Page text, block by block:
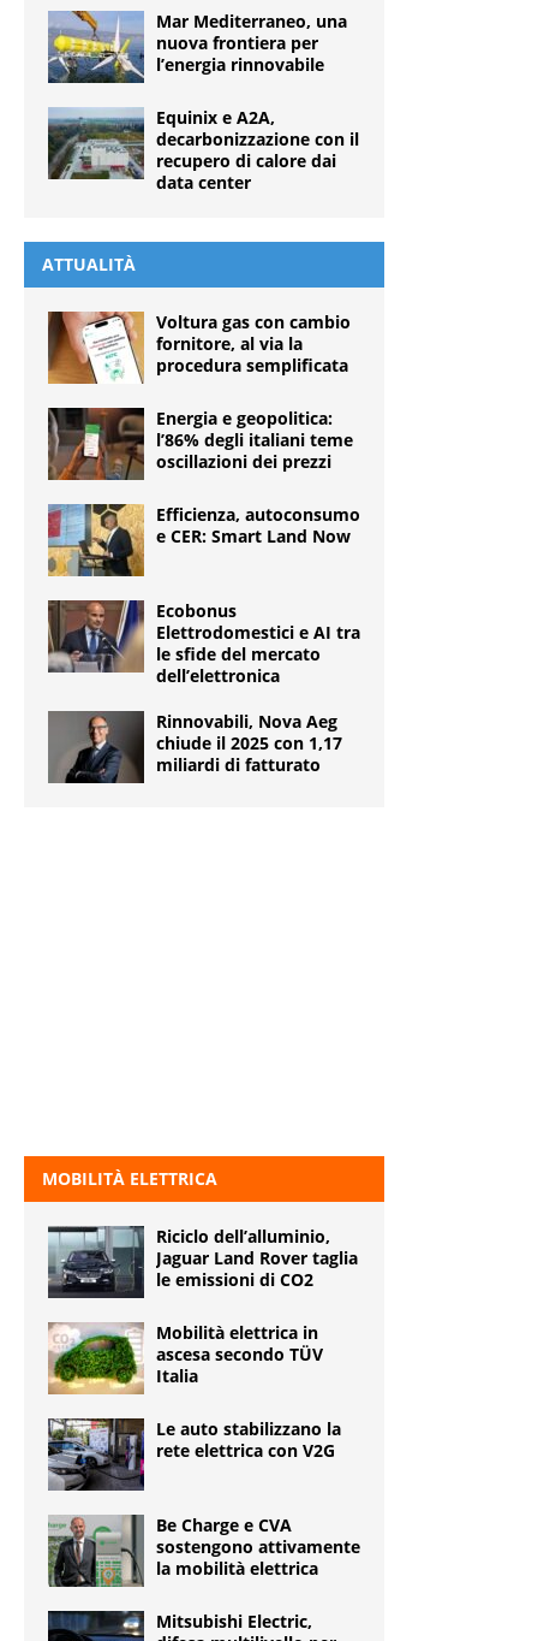
Mar Mediterraneo, una
nuova frontiera per
l’energia rinnovabile
Equinix e A2A,
decarbonizzazione con il
recupero di calore dai
data center
ATTUALITÀ
Voltura gas con cambio
fornitore, al via la
procedura semplificata
Energia e geopolitica:
l’86% degli italiani teme
oscillazioni dei prezzi
Efficienza, autoconsumo
e CER: Smart Land Now
Ecobonus
Elettrodomestici e AI tra
le sfide del mercato
dell’elettronica
Rinnovabili, Nova Aeg
chiude il 2025 con 1,17
miliardi di fatturato
MOBILITÀ ELETTRICA
Riciclo dell’alluminio,
Jaguar Land Rover taglia
le emissioni di CO2
Mobilità elettrica in
ascesa secondo TÜV
Italia
Le auto stabilizzano la
rete elettrica con V2G
Be Charge e CVA
sostengono attivamente
la mobilità elettrica
Mitsubishi Electric,